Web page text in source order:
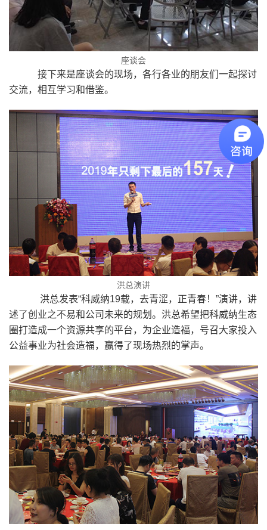
座谈会
接下来是座谈会的现场，各行各业的朋友们一起探讨
交流，相互学习和借鉴。
洪总演讲
洪总发表“科威纳19载，去青涩，正青春！”演讲，讲
述了创业之不易和公司未来的规划。洪总希望把科威纳生态
圈打造成一个资源共享的平台，为企业造福，号召大家投入
公益事业为社会造福，赢得了现场热烈的掌声。